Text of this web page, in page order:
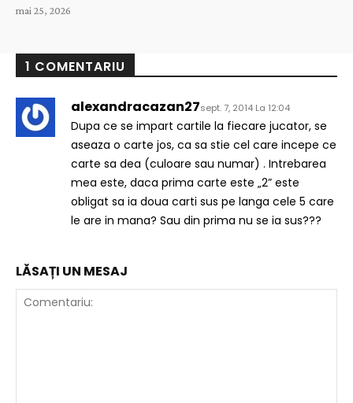
mai 25, 2026
1 COMENTARIU
alexandracazan27sept. 7, 2014 La 12:04
Dupa ce se impart cartile la fiecare jucator, se
aseaza o carte jos, ca sa stie cel care incepe ce
carte sa dea (culoare sau numar) . Intrebarea
mea este, daca prima carte este „2” este
obligat sa ia doua carti sus pe langa cele 5 care
le are in mana? Sau din prima nu se ia sus???
LĂSAȚI UN MESAJ